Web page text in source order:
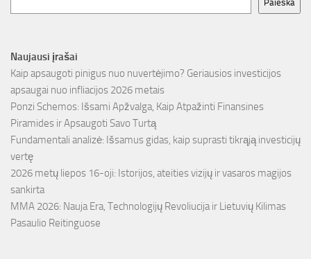
Paieška
Naujausi įrašai
Kaip apsaugoti pinigus nuo nuvertėjimo? Geriausios investicijos
apsaugai nuo infliacijos 2026 metais
Ponzi Schemos: Išsami Apžvalga, Kaip Atpažinti Finansines
Piramides ir Apsaugoti Savo Turtą
Fundamentali analizė: Išsamus gidas, kaip suprasti tikrąją investicijų
vertę
2026 metų liepos 16-oji: Istorijos, ateities vizijų ir vasaros magijos
sankirta
MMA 2026: Nauja Era, Technologijų Revoliucija ir Lietuvių Kilimas
Pasaulio Reitinguose